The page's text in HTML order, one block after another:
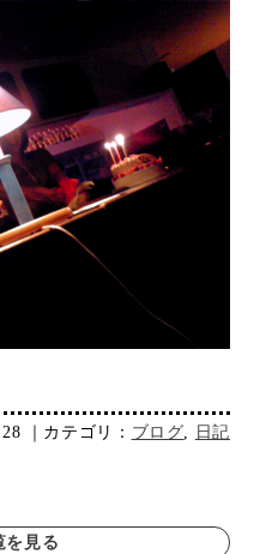
｜カテゴリ： ブログ 日記
を見る